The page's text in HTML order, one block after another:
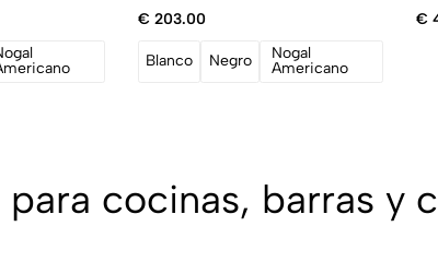
€ 203.00
Blanco Negro
Nogal
Americano
€
cocinas, barras y